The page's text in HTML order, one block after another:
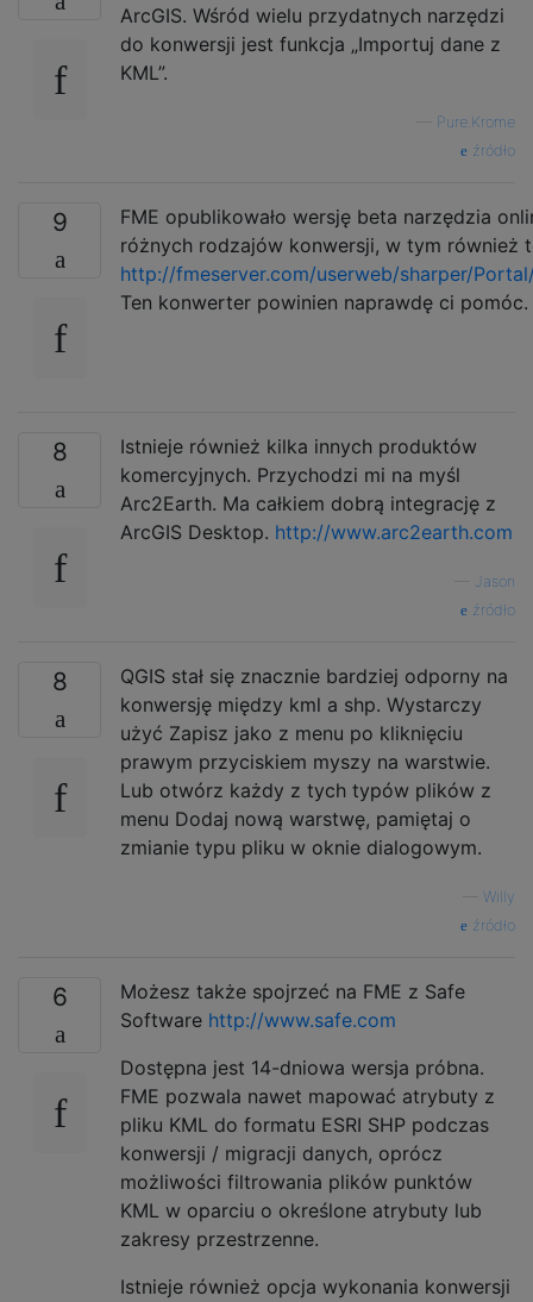
ArcGIS. Wśród wielu przydatnych narzędzi
do konwersji jest funkcja „Importuj dane z
KML”.
Pure.Krome
źródło
9
FME opublikowało wersję beta narzędzia
różnych rodzajów konwersji, w tym również
http://fmeserver.com/userweb/sharper/
Ten konwerter powinien naprawdę ci pomóc.
8
Istnieje również kilka innych produktów
komercyjnych. Przychodzi mi na myśl
Arc2Earth. Ma całkiem dobrą integrację z
ArcGIS Desktop. http://www.arc2earth.com
Jason
źródło
8
QGIS stał się znacznie bardziej odporny na
konwersję między kml a shp. Wystarczy
użyć Zapisz jako z menu po kliknięciu
prawym przyciskiem myszy na warstwie.
Lub otwórz każdy z tych typów plików z
menu Dodaj nową warstwę, pamiętaj o
zmianie typu pliku w oknie dialogowym.
Willy
źródło
6
Możesz także spojrzeć na FME z Safe
Software http://www.safe.com
Dostępna jest 14-dniowa wersja próbna.
FME pozwala nawet mapować atrybuty z
pliku KML do formatu ESRI SHP podczas
konwersji / migracji danych, oprócz
możliwości filtrowania plików punktów
KML w oparciu o określone atrybuty lub
zakresy przestrzenne.
Istnieje również opcja wykonania konwersji